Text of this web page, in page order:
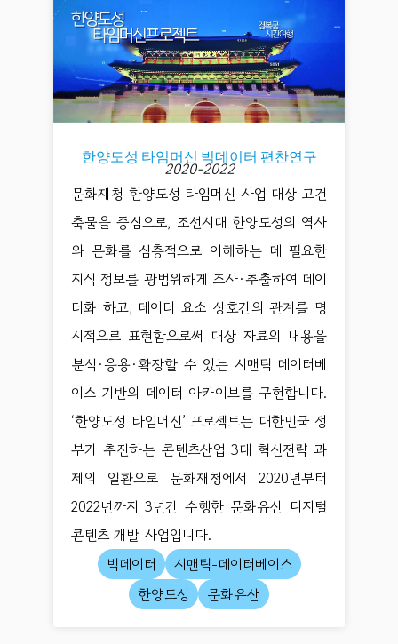
한양도성 타임머신 빅데이터 편찬연구
2020-2022
문화재청 한양도성 타임머신 사업 대상 고건
축물을 중심으로, 조선시대 한양도성의 역사
와 문화를 심층적으로 이해하는 데 필요한
지식 정보를 광범위하게 조사·추출하여 데이
터화 하고, 데이터 요소 상호간의 관계를 명
시적으로 표현함으로써 대상 자료의 내용을
분석·응용·확장할 수 있는 시맨틱 데이터베
이스 기반의 데이터 아카이브를 구현합니다.
‘한양도성 타임머신’ 프로젝트는 대한민국 정
부가 추진하는 콘텐츠산업 3대 혁신전략 과
제의 일환으로 문화재청에서 2020년부터
2022년까지 3년간 수행한 문화유산 디지털
콘텐츠 개발 사업입니다.
빅데이터
시맨틱-데이터베이스
한양도성
문화유산